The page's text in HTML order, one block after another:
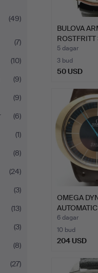
(49)
(7)
(10)
(9)
(9)
(6)
(1)
(8)
(24)
(3)
(13)
(3)
(8)
(27)
BULOVA
ROSTFRITT
MANUEL…
5 dagar
3 bud
50 USD
OMEGA
AUTOMATIC
6 dagar
10 bud
204 USD